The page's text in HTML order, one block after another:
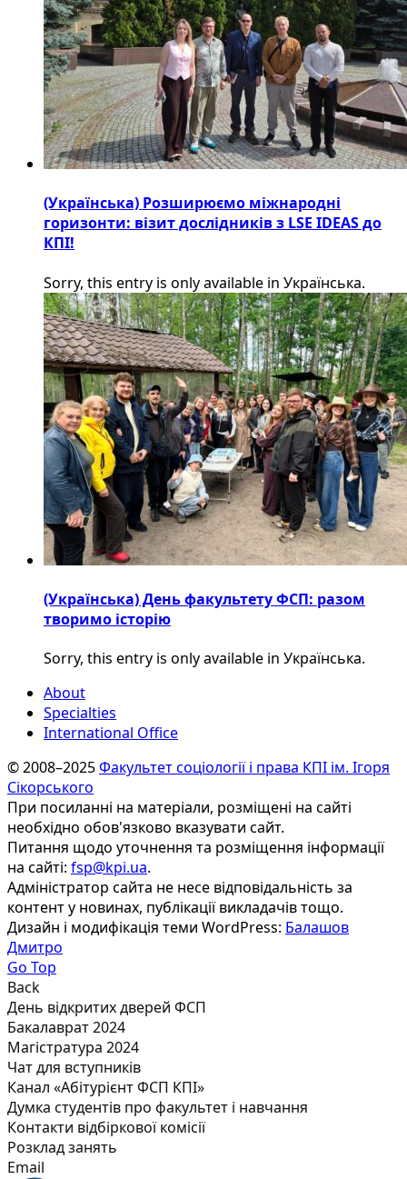
(Українська) Розширюємо міжнародні
горизонти: візит дослідників з LSE IDEAS до
КПІ!
Sorry, this entry is only available in Українська.
(Українська) День факультету ФСП: разом
творимо історію
Sorry, this entry is only available in Українська.
About
Specialties
International Office
© 2008–2025Факультет соціології і права КПІ ім. Ігоря
Сікорського
При посиланні на матеріали, розміщені на сайті
необхідно обов'язково вказувати сайт.
Питання щодо уточнення та розміщення інформації
на сайті: fsp@kpi.ua.
Адміністратор сайта не несе відповідальність за
контент у новинах, публікації викладачів тощо.
Дизайн і модифікація теми WordPress: Балашов
Дмитро
Go Top
Back
День відкритих дверей ФСП
Бакалаврат 2024
Магістратура 2024
Чат для вступників
Канал «Абітурієнт ФСП КПІ»
Думка студентів про факультет і навчання
Контакти відбіркової комісії
Розклад занять
Email